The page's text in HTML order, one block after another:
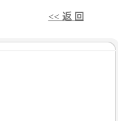
<< 返 回